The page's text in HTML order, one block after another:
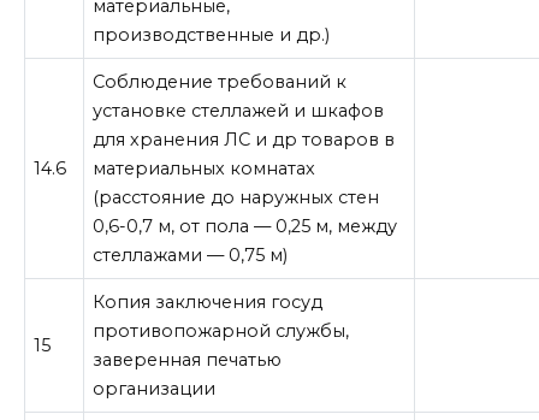
материальные,
производственные и др.)
14.6
Соблюдение требований к
установке стеллажей и шкафов
для хранения ЛС и др товаров в
материальных комнатах
(расстояние до наружных стен
0,6-0,7 м, от пола — 0,25 м, между
стеллажами — 0,75 м)
15
Копия заключения госуд
противопожарной службы,
заверенная печатью
организации